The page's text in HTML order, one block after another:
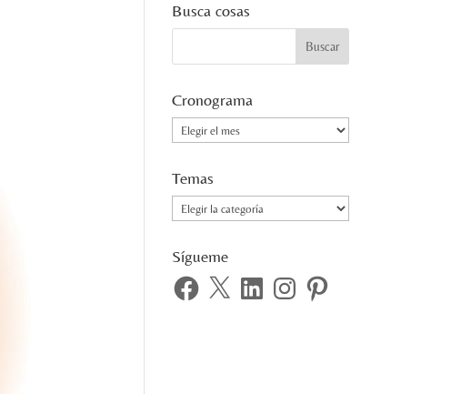
Busca cosas
Cronograma
Cronograma
Temas
Temas
Sígueme
Facebook
X LinkedInInstagramPinterest